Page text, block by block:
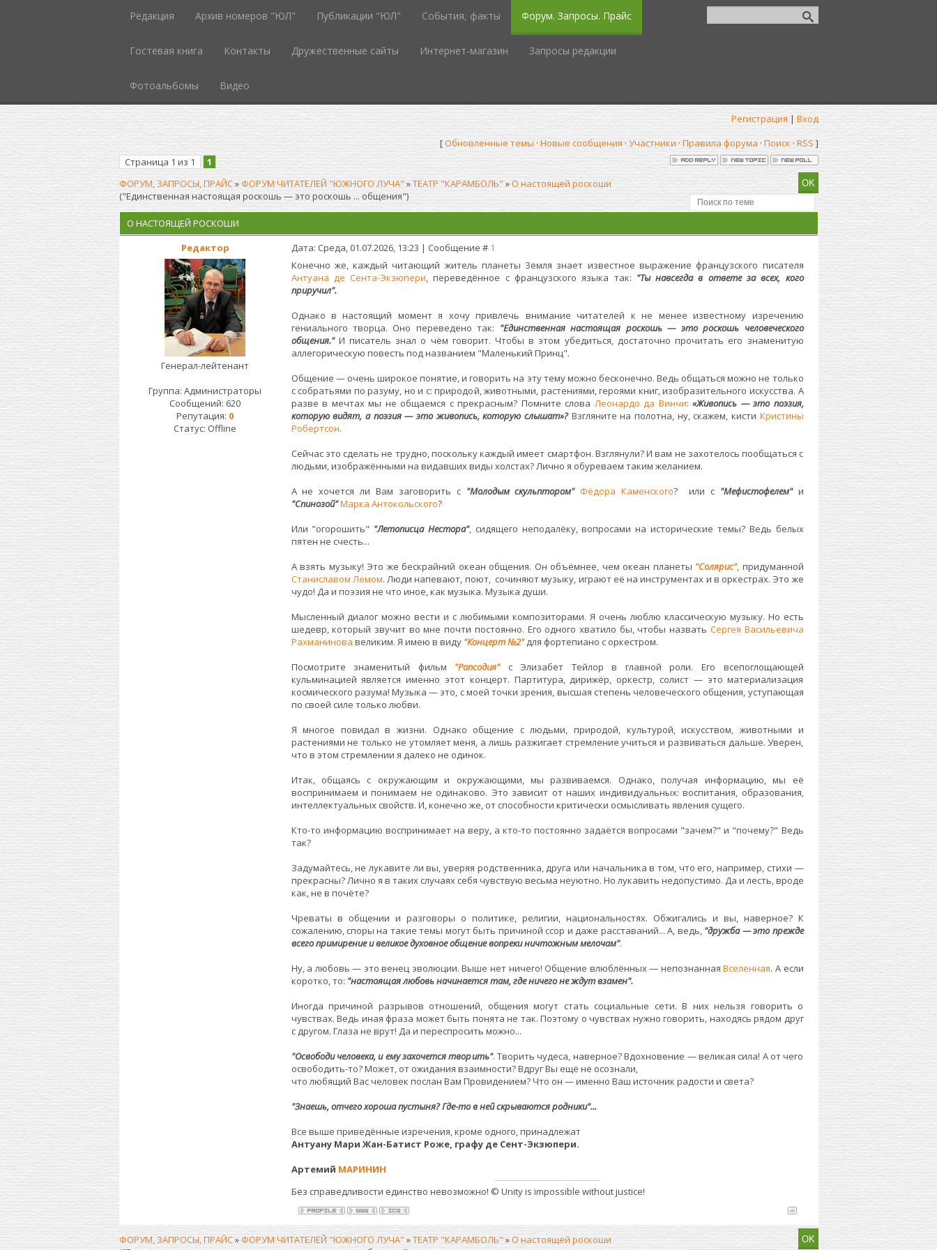
Редакция Архив номеров "ЮЛ" Публикации "ЮЛ" События, факты Форум. Запросы. Прайс
Гостевая книга Контакты Дружественные сайты Интернет-магазин Запросы редакции
Фотоальбомы Видео
Регистрация | Вход
[Обновленные темы · Новые сообщения · Участники · Правила форума ·Поиск · RSS ]
Страница 1 из 1
1
ФОРУМ, ЗАПРОСЫ, ПРАЙС»ФОРУМ ЧИТАТЕЛЕЙ "ЮЖНОГО ЛУЧА" »ТЕАТР "КАРАМБОЛЬ" »О настоящей роскоши
("Единственная настоящая роскошь — это роскошь ... общения")
О НАСТОЯЩЕЙ РОСКОШИ
Редактор
Дата: Среда, 01.07.2026, 13:23 | Сообщение # 1
Генерал-лейтенант
Группа: Администраторы
Сообщений: 620
Репутация: 0
Статус: Offline
Конечно же, каждый читающий житель планеты Земля знает известное выражение французского писателя
Антуана де Сента-Экзюпери, переведённое с французского языка так: "Ты навсегда в ответе за всех, кого
приручил".
Однако в настоящий момент я хочу привлечь внимание читателей к не менее известному изречению
гениального творца. Оно переведено так: "Единственная настоящая роскошь — это роскошь человеческого
общения."И писатель знал о чём говорит. Чтобы в этом убедиться, достаточно прочитать его знаменитую
аллегорическую повесть под названием "Маленький Принц".
Общение — очень широкое понятие, и говорить на эту тему можно бесконечно. Ведь общаться можно не только
с собратьями по разуму, но и с: природой, животными, растениями, героями книг, изобразительного искусства. А
разве в мечтах мы не общаемся с прекрасным? Помните слова Леонардо да Винчи: «Живопись — это поэзия,
которую видят, а поэзия — это живопись, которую слышат»?Взгляните на полотна, ну, скажем, кисти Кристины
Робертсон.
Сейчас это сделать не трудно, поскольку каждый имеет смартфон. Взглянули? И вам не захотелось пообщаться с
людьми, изображёнными на видавших виды холстах? Лично я обуреваем таким желанием.
А не хочется ли Вам заговорить с "Молодым скульптором" Фёдора Каменского? или с "Мефистофелем"и
"Спинозой"Марка Антокольского?
Или "огорошить" "Летописца Нестора", сидящего неподалёку, вопросами на исторические темы? Ведь белых
пятен не счесть...
А взять музыку! Это же бескрайний океан общения. Он объёмнее, чем океан планеты "Солярис", придуманной
Станиславом Лемом. Люди напевают, поют, сочиняют музыку, играют её на инструментах и в оркестрах. Это же
чудо! Да и поэзия не что иное, как музыка. Музыка души.
Мысленный диалог можно вести и с любимыми композиторами. Я очень люблю классическую музыку. Но есть
шедевр, который звучит во мне почти постоянно. Его одного хватило бы, чтобы назвать Сергея Васильевича
Рахманинова великим. Я имею в виду "Концерт №2"для фортепиано с оркестром.
Посмотрите знаменитый фильм "Рапсодия"с Элизабет Тейлор в главной роли. Его всепоглощающей
кульминацией является именно этот концерт. Партитура, дирижёр, оркестр, солист — это материализация
космического разума! Музыка — это, с моей точки зрения, высшая степень человеческого общения, уступающая
по своей силе только любви.
Я многое повидал в жизни. Однако общение с людьми, природой, культурой, искусством, животными и
растениями не только не утомляет меня, а лишь разжигает стремление учиться и развиваться дальше. Уверен,
что в этом стремлении я далеко не одинок.
Итак, общаясь с окружающим и окружающими, мы развиваемся. Однако, получая информацию, мы её
воспринимаем и понимаем не одинаково. Это зависит от наших индивидуальных: воспитания, образования,
интеллектуальных свойств. И, конечно же, от способности критически осмысливать явления сущего.
Кто-то информацию воспринимает на веру, а кто-то постоянно задаётся вопросами "зачем?" и "почему?" Ведь
так?
Задумайтесь, не лукавите ли вы, уверяя родственника, друга или начальника в том, что его, например, стихи —
прекрасны? Лично я в таких случаях себя чувствую весьма неуютно. Но лукавить недопустимо. Да и лесть, вроде
как, не в почёте?
Чреваты в общении и разговоры о политике, религии, национальностях. Обжигались и вы, наверное? К
сожалению, споры на такие темы могут быть причиной ссор и даже расставаний... А, ведь, "дружба — это прежде
всего примирение и великое духовное общение вопреки ничтожным мелочам".
Ну, а любовь — это венец эволюции. Выше нет ничего! Общение влюблённых — непознаннаяВселенная. А если
коротко, то: "настоящая любовь начинается там, где ничего не ждут взамен".
Иногда причиной разрывов отношений, общения могут стать социальные сети. В них нельзя говорить о
чувствах. Ведь иная фраза может быть понята не так. Поэтому о чувствах нужно говорить, находясь рядом друг
с другом. Глаза не врут! Да и переспросить можно...
"Освободи человека, и ему захочется творить". Творить чудеса, наверное? Вдохновение — великая сила! А от чего
освободить-то? Может, от ожидания взаимности? Вдруг Вы ещё не осознали,
что любящий Вас человек послан Вам Провидением? Что он — именно Ваш источник радости и света?
"Знаешь, отчего хороша пустыня? Где-то в ней скрываются родники"...
Все выше приведённые изречения, кроме одного, принадлежат
Антуану Мари Жан-Батист Роже, графу де Сент-Экзюпери.
Артемий МАРИНИН
Без справедливости единство невозможно! © Unity is impossible without justice!
ФОРУМ, ЗАПРОСЫ, ПРАЙС»ФОРУМ ЧИТАТЕЛЕЙ "ЮЖНОГО ЛУЧА" »ТЕАТР "КАРАМБОЛЬ" »О настоящей роскоши